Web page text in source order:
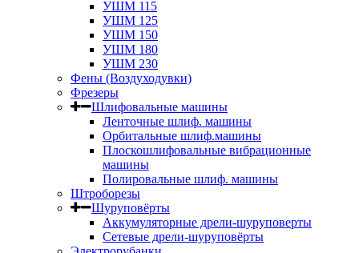
УШМ 115
УШМ 125
УШМ 150
УШМ 180
УШМ 230
Фены (Воздуходувки)
Фрезеры
Шлифовальные машины
Ленточные шлиф. машины
Орбитальные шлиф.машины
Плоскошлифовальные вибрационные
машины
Полировальные шлиф. машины
Штроборезы
Шуруповёрты
Аккумуляторные дрели-шуруповерты
Сетевые дрели-шуруповёрты